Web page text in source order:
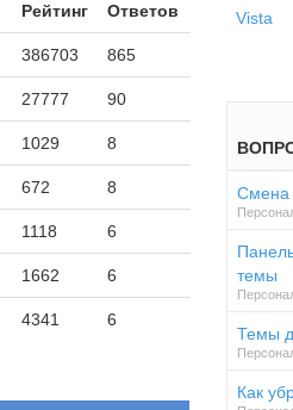
Vista
Смена
темы
Темы
Как
Рейтинг Ответов
386703 865
27777 90
1029 8
672 8
1118 6
1662 6
4341 6